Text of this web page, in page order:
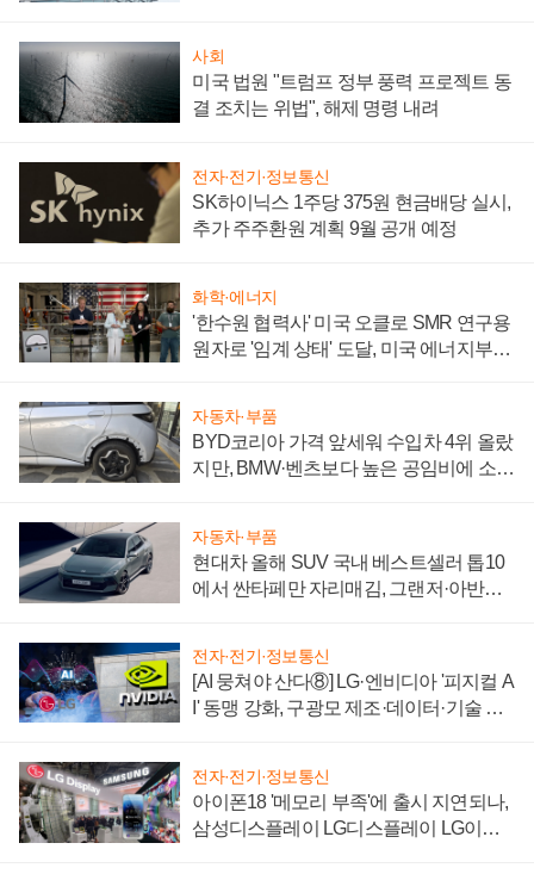
사회
미국 법원 "트럼프 정부 풍력 프로젝트 동
결 조치는 위법", 해제 명령 내려
전자·전기·정보통신
SK하이닉스 1주당 375원 현금배당 실시,
추가 주주환원 계획 9월 공개 예정
화학·에너지
'한수원 협력사' 미국 오클로 SMR 연구용
원자로 '임계 상태' 도달, 미국 에너지부
자동차·부품
BYD코리아 가격 앞세워 수입차 4위 올랐
지만, BMW·벤츠보다 높은 공임비에 소비
자동차·부품
현대차 올해 SUV 국내 베스트셀러 톱10
에서 싼타페만 자리매김, 그랜저·아반떼
전자·전기·정보통신
[AI 뭉쳐야 산다⑧] LG·엔비디아 '피지컬 A
I' 동맹 강화, 구광모 제조·데이터·기술 결
전자·전기·정보통신
아이폰18 '메모리 부족'에 출시 지연되나,
삼성디스플레이 LG디스플레이 LG이노